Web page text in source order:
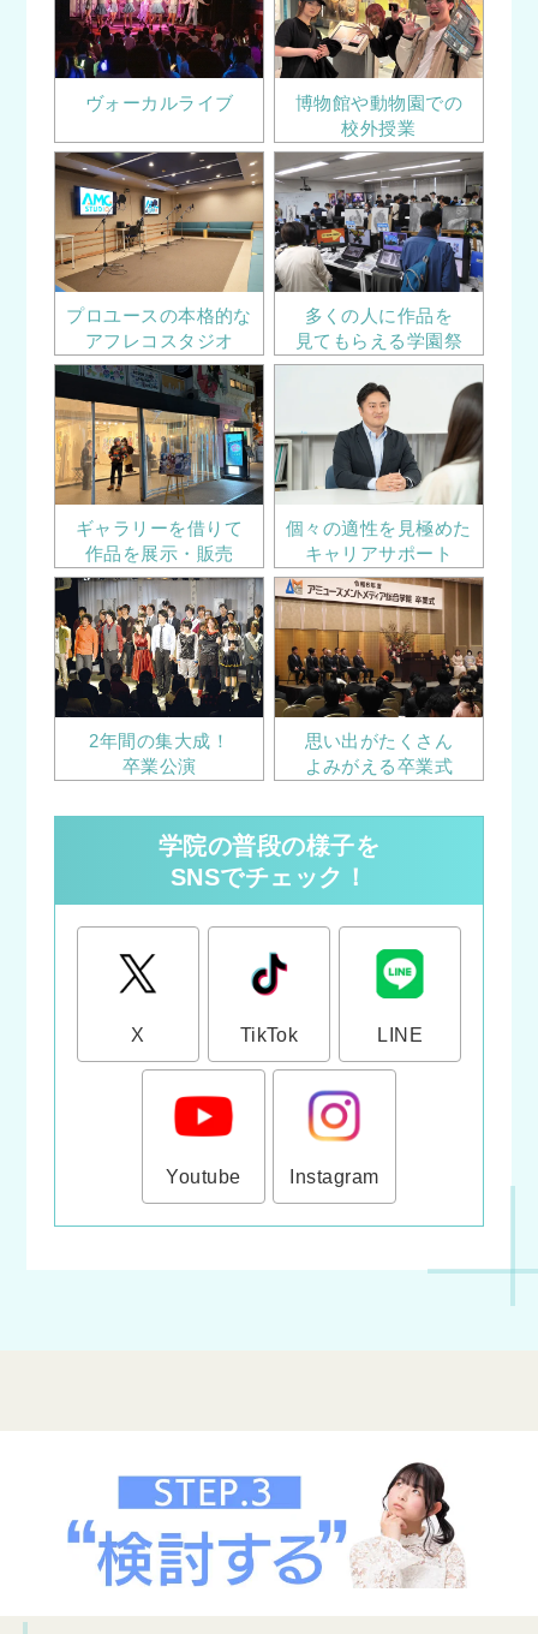
ヴォーカルライブ
博物館や動物園での
校外授業
プロユースの本格的な
アフレコスタジオ
多くの人に作品を
見てもらえる学園祭
ギャラリーを借りて
作品を展示・販売
個々の適性を見極めた
キャリアサポート
2年間の集大成！
卒業公演
思い出がたくさん
よみがえる卒業式
学院の普段の様子を
SNSでチェック！
X TikTok LINE
Youtube Instagram